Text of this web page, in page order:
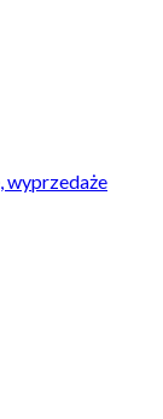
wyprzedaże